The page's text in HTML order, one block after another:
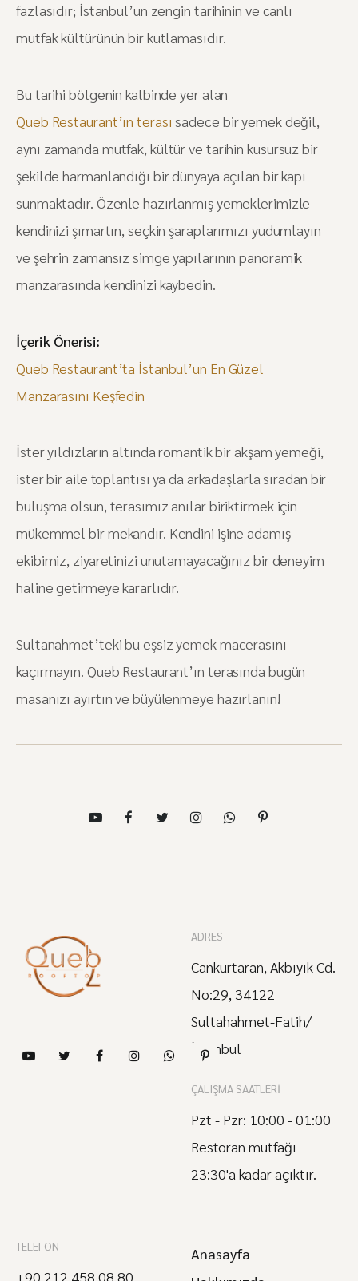
fazlasıdır; İstanbul’un zengin tarihinin ve canlı
mutfak kültürünün bir kutlamasıdır.
Bu tarihi bölgenin kalbinde yer alan
Queb Restaurant’ın terası sadece bir yemek değil,
aynı zamanda mutfak, kültür ve tarihin kusursuz bir
şekilde harmanlandığı bir dünyaya açılan bir kapı
sunmaktadır. Özenle hazırlanmış yemeklerimizle
kendinizi şımartın, seçkin şaraplarımızı yudumlayın
ve şehrin zamansız simge yapılarının panoramik
manzarasında kendinizi kaybedin.
İçerik Önerisi:
Queb Restaurant’ta İstanbul’un En Güzel
Manzarasını Keşfedin
İster yıldızların altında romantik bir akşam yemeği,
ister bir aile toplantısı ya da arkadaşlarla sıradan bir
buluşma olsun, terasımız anılar biriktirmek için
mükemmel bir mekandır. Kendini işine adamış
ekibimiz, ziyaretinizi unutamayacağınız bir deneyim
haline getirmeye kararlıdır.
Sultanahmet’teki bu eşsiz yemek macerasını
kaçırmayın. Queb Restaurant’ın terasında bugün
masanızı ayırtın ve büyülenmeye hazırlanın!
ADRES
Cankurtaran, Akbıyık Cd.
No:29, 34122
Sultahahmet-Fatih/
İstanbul
ÇALIŞMA SAATLERI
Pzt - Pzr: 10:00 - 01:00
Restoran mutfağı
23:30'a kadar açıktır.
TELEFON
+90 212 458 08 80
Anasayfa